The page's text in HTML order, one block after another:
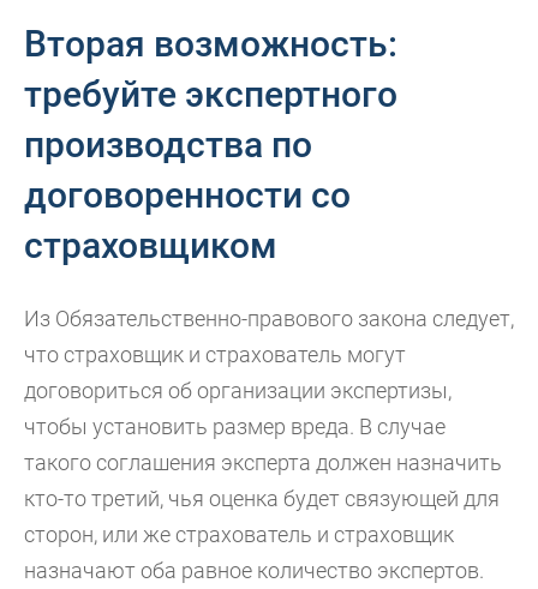
Вторая возможность:
требуйте экспертного
производства по
договоренности со
страховщиком
Из Обязательственно-правового закона следует,
что страховщик и страхователь могут
договориться об организации экспертизы,
чтобы установить размер вреда. В случае
такого соглашения эксперта должен назначить
кто-то третий, чья оценка будет связующей для
сторон, или же страхователь и страховщик
назначают оба равное количество экспертов.